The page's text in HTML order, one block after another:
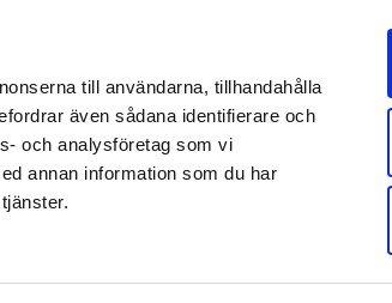
till användarna, tillhandahålla
även sådana identifierare och
och analysföretag som vi
annan information som du har
E-